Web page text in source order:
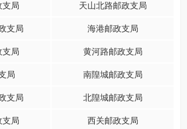
支局 天山北路邮政支局
支局 海港邮政支局
支局 黄河路邮政支局
局 南隍城邮政支局
支局 北隍城邮政支局
支局 西关邮政支局